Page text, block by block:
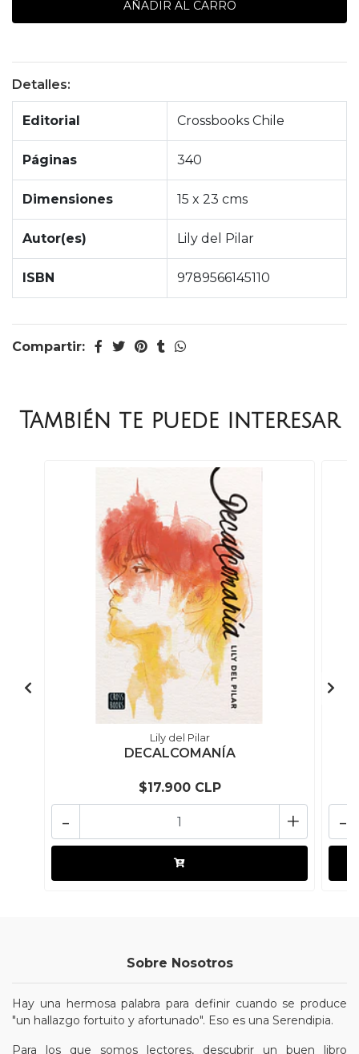
Detalles:
Editorial Crossbooks Chile
Páginas 340
Dimensiones 15 x 23 cms
Autor(es) Lily del Pilar
ISBN 9789566145110
Compartir:
También te puede interesar
Lily del Pilar
DECALCOMANÍA
$17.900 CLP
- + -
Sobre Nosotros
Hay una hermosa palabra para definir cuando se produce
"un hallazgo fortuito y afortunado". Eso es una Serendipia.
Para los que somos lectores, descubrir un buen libro